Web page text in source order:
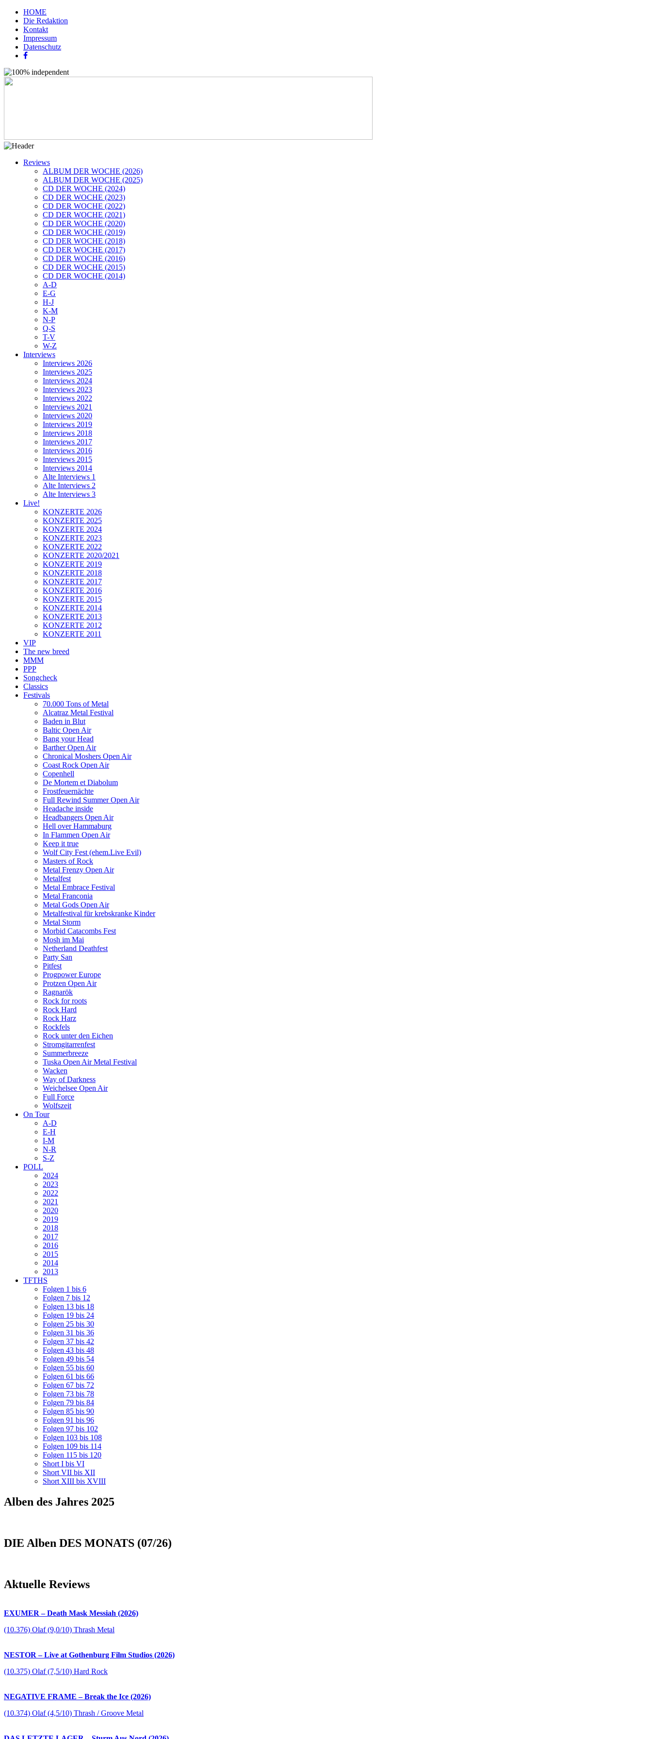
HOME
Die Redaktion
Kontakt
Impressum
Datenschutz
Reviews
ALBUM DER WOCHE (2026)
ALBUM DER WOCHE (2025)
CD DER WOCHE (2024)
CD DER WOCHE (2023)
CD DER WOCHE (2022)
CD DER WOCHE (2021)
CD DER WOCHE (2020)
CD DER WOCHE (2019)
CD DER WOCHE (2018)
CD DER WOCHE (2017)
CD DER WOCHE (2016)
CD DER WOCHE (2015)
CD DER WOCHE (2014)
A-D
E-G
H-J
K-M
N-P
Q-S
T-V
W-Z
Interviews
Interviews 2026
Interviews 2025
Interviews 2024
Interviews 2023
Interviews 2022
Interviews 2021
Interviews 2020
Interviews 2019
Interviews 2018
Interviews 2017
Interviews 2016
Interviews 2015
Interviews 2014
Alte Interviews 1
Alte Interviews 2
Alte Interviews 3
Live!
KONZERTE 2026
KONZERTE 2025
KONZERTE 2024
KONZERTE 2023
KONZERTE 2022
KONZERTE 2020/2021
KONZERTE 2019
KONZERTE 2018
KONZERTE 2017
KONZERTE 2016
KONZERTE 2015
KONZERTE 2014
KONZERTE 2013
KONZERTE 2012
KONZERTE 2011
VIP
The new breed
MMM
PPP
Songcheck
Classics
Festivals
70.000 Tons of Metal
Alcatraz Metal Festival
Baden in Blut
Baltic Open Air
Bang your Head
Barther Open Air
Chronical Moshers Open Air
Coast Rock Open Air
Copenhell
De Mortem et Diabolum
Frostfeuernächte
Full Rewind Summer Open Air
Headache inside
Headbangers Open Air
Hell over Hammaburg
In Flammen Open Air
Keep it true
Wolf City Fest (ehem.Live Evil)
Masters of Rock
Metal Frenzy Open Air
Metalfest
Metal Embrace Festival
Metal Franconia
Metal Gods Open Air
Metalfestival für krebskranke Kinder
Metal Storm
Morbid Catacombs Fest
Mosh im Mai
Netherland Deathfest
Party San
Pitfest
Progpower Europe
Protzen Open Air
Ragnarök
Rock for roots
Rock Hard
Rock Harz
Rockfels
Rock unter den Eichen
Stromgitarrenfest
Summerbreeze
Tuska Open Air Metal Festival
Wacken
Way of Darkness
Weichelsee Open Air
Full Force
Wolfszeit
On Tour
A-D
E-H
I-M
N-R
S-Z
POLL
2024
2023
2022
2021
2020
2019
2018
2017
2016
2015
2014
2013
TFTHS
Folgen 1 bis 6
Folgen 7 bis 12
Folgen 13 bis 18
Folgen 19 bis 24
Folgen 25 bis 30
Folgen 31 bis 36
Folgen 37 bis 42
Folgen 43 bis 48
Folgen 49 bis 54
Folgen 55 bis 60
Folgen 61 bis 66
Folgen 67 bis 72
Folgen 73 bis 78
Folgen 79 bis 84
Folgen 85 bis 90
Folgen 91 bis 96
Folgen 97 bis 102
Folgen 103 bis 108
Folgen 109 bis 114
Folgen 115 bis 120
Short I bis VI
Short VII bis XII
Short XIII bis XVIII
Alben des Jahres 2025
DIE Alben DES MONATS (07/26)
Aktuelle Reviews
EXUMER – Death Mask Messiah (2026)
(10.376) Olaf (9,0/10) Thrash Metal
NESTOR – Live at Gothenburg Film Studios (2026)
(10.375) Olaf (7,5/10) Hard Rock
NEGATIVE FRAME – Break the Ice (2026)
(10.374) Olaf (4,5/10) Thrash / Groove Metal